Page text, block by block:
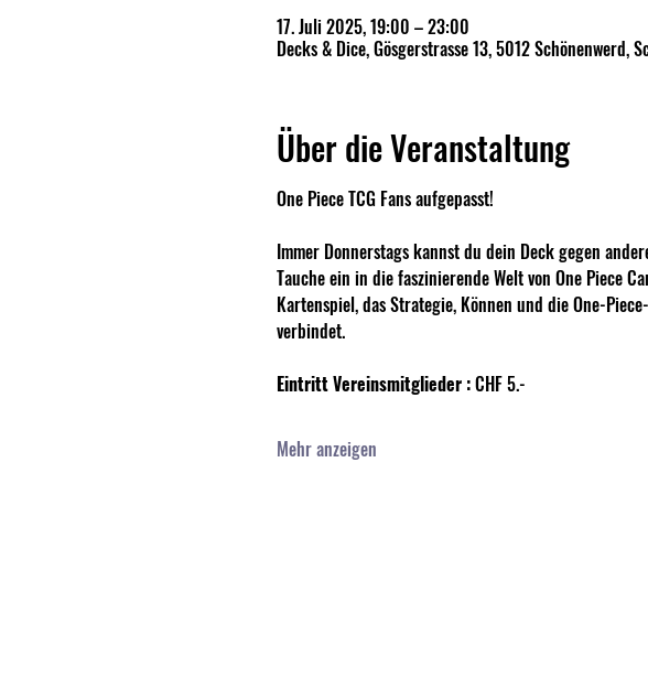
17. Juli 2025, 19:00 – 23:00
Decks & Dice, Gösgerstrasse 13, 5012 Schönenwerd,
Über die Veranstaltung
One Piece TCG Fans aufgepasst!
Immer Donnerstags kannst du dein Deck gegen
Tauche ein in die faszinierende Welt von One Piece
Kartenspiel, das Strategie, Können und die One-
verbindet.
Eintritt Vereinsmitglieder : CHF 5.-
Mehr anzeigen